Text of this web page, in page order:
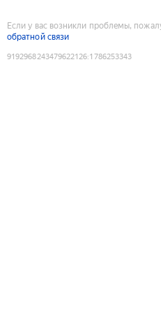
Если у вас возникли проблемы,
обратной связи
9192968243479622126:1786253343